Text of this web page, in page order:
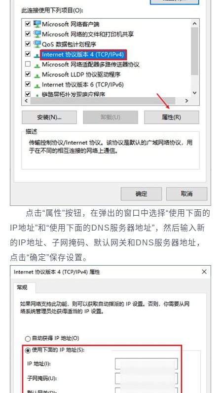
点击“属性”按钮，在弹出的窗口中选择“使用下面的
IP地址”和“使用下面的DNS服务器地址”，然后输入新
的IP地址、子网掩码、默认网关和DNS服务器地址，
点击“确定”保存设置。